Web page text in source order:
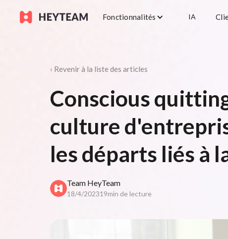
Fonctionnalités IA
‹ Revenir à la liste des articles
Conscious
culture
les départs liés à
Team HeyTeam
18/4/202319min de lecture